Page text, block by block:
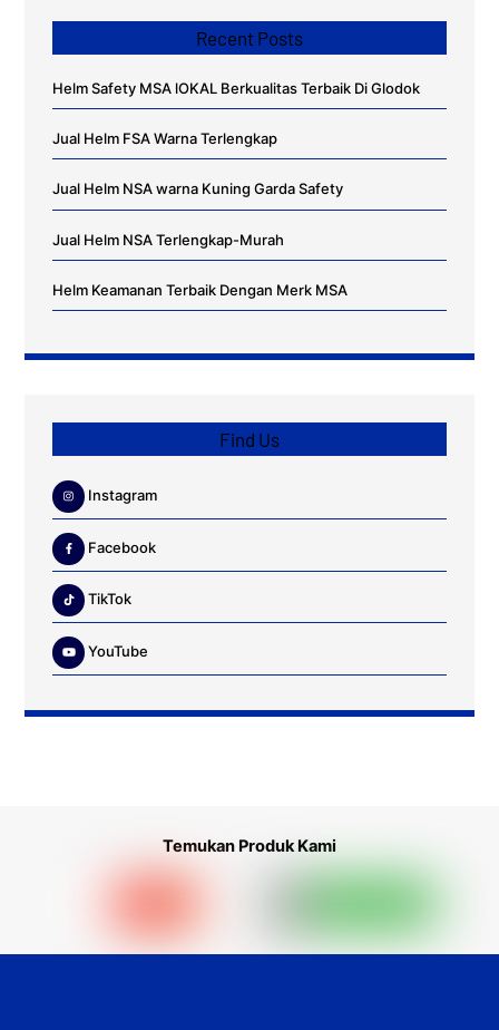
Recent Posts
Helm Safety MSA lOKAL Berkualitas Terbaik Di Glodok
Jual Helm FSA Warna Terlengkap
Jual Helm NSA warna Kuning Garda Safety
Jual Helm NSA Terlengkap-Murah
Helm Keamanan Terbaik Dengan Merk MSA
Find Us
Instagram
Facebook
TikTok
YouTube
Temukan Produk Kami